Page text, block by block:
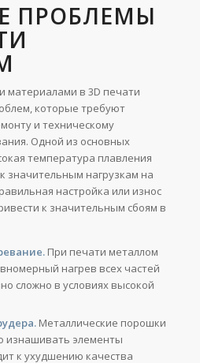
ПРОБЛЕМЫ
материалами в 3D печати
которые требуют
и техническому
Одной из основных
температура плавления
значительным нагрузкам на
настройка или износ
к значительным сбоям в
При печати металлом
нагрев всех частей
сложно в условиях высокой
Металлические порошки
изнашивать элементы
к ухудшению качества